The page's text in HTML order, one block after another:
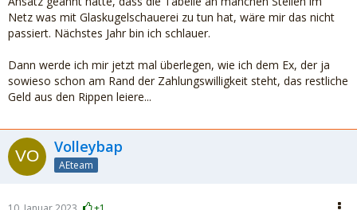
Netz was mit Glaskugelschauerei zu tun hat, wäre mir das nicht
passiert. Nächstes Jahr bin ich schlauer.
Dann werde ich mir jetzt mal überlegen, wie ich dem Ex, der ja
sowieso schon am Rand der Zahlungswilligkeit steht, das restliche
Geld aus den Rippen leiere...
Volleybap
AEteam